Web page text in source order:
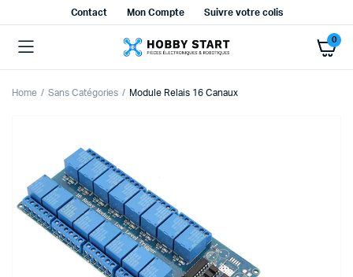
Contact Mon Compte Suivre votre colis
0
Home Sans Catégories Module Relais 16 Canaux